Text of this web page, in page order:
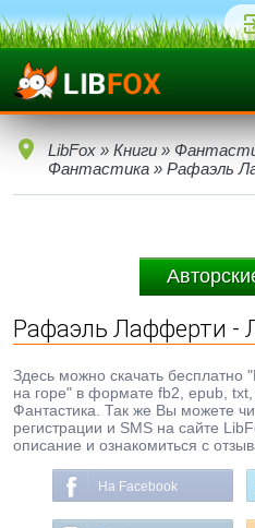
LibFox » Книги »
Фантастика » Рафаэль
Рафаэль Лафферти -
Здесь можно скачать
на горе" в формате fb2, epub,
Фантастика. Так же Вы можете
регистрации и SMS на сайте
описание и ознакомиться с
На Facebook